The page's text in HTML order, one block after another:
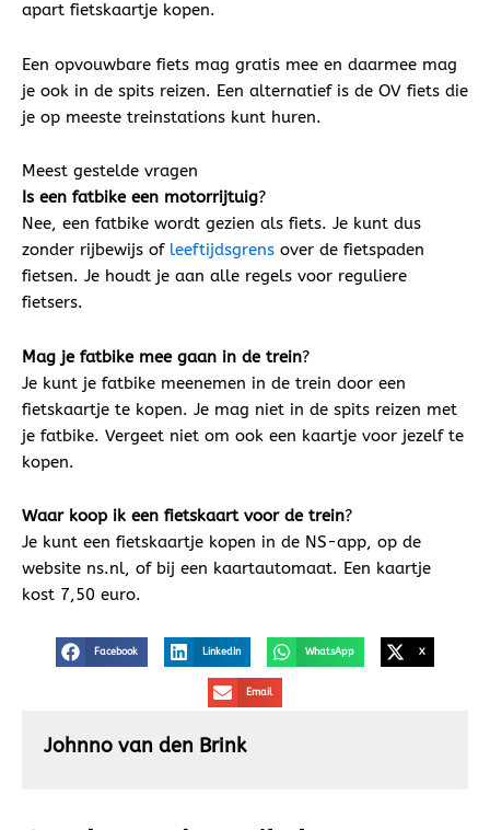
apart fietskaartje kopen.
Een opvouwbare fiets mag gratis mee en daarmee mag
je ook in de spits reizen. Een alternatief is de OV fiets die
je op meeste treinstations kunt huren.
Meest gestelde vragen
Is een fatbike een motorrijtuig?
Nee, een fatbike wordt gezien als fiets. Je kunt dus
zonder rijbewijs of leeftijdsgrens over de fietspaden
fietsen. Je houdt je aan alle regels voor reguliere
fietsers.
Mag je fatbike mee gaan in de trein?
Je kunt je fatbike meenemen in de trein door een
fietskaartje te kopen. Je mag niet in de spits reizen met
je fatbike. Vergeet niet om ook een kaartje voor jezelf te
kopen.
Waar koop ik een fietskaart voor de trein?
Je kunt een fietskaartje kopen in de NS-app, op de
website ns.nl, of bij een kaartautomaat. Een kaartje
kost 7,50 euro.
Facebook LinkedIn WhatsApp X
Email
Johnno van den Brink